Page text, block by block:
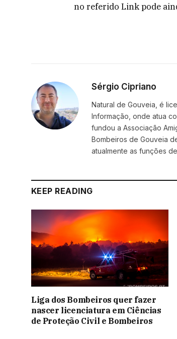
no referido Link pode
Sérgio Cipriano
Natural de Gouveia, é
Informação, onde atua
fundou a Associação
Bombeiros de Gouveia
atualmente as funções
KEEP READING
Liga dos Bombeiros quer fazer
nascer licenciatura em Ciências
de Proteção Civil e Bombeiros